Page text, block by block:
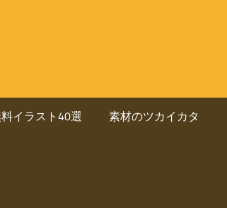
イラスト40選 素材のツカイカタ